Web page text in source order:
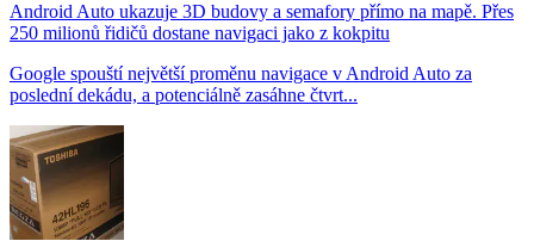
Android Auto ukazuje 3D budovy a semafory přímo na mapě. Přes
250 milionů řidičů dostane navigaci jako z kokpitu
Google spouští největší proměnu navigace v Android Auto za
poslední dekádu, a potenciálně zasáhne čtvrt...